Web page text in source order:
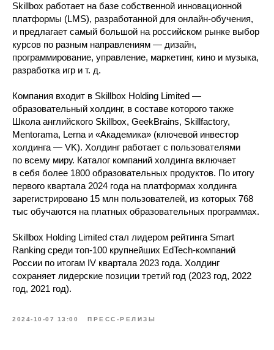
Skillbox работает на базе собственной инновационной
платформы (LMS), разработанной для онлайн-обучения,
и предлагает самый большой на российском рынке выбор
курсов по разным направлениям — дизайн,
программирование, управление, маркетинг, кино и музыка,
разработка игр и т. д.
Компания входит в Skillbox Holding Limited —
образовательный холдинг, в составе которого также
Школа английского Skillbox, GeekBrains, Skillfactory,
Mentorama, Lerna и «Академика» (ключевой инвестор
холдинга — VK). Холдинг работает с пользователями
по всему миру. Каталог компаний холдинга включает
в себя более 1800 образовательных продуктов. По итогу
первого квартала 2024 года на платформах холдинга
зарегистрировано 15 млн пользователей, из которых 768
тыс обучаются на платных образовательных программах.
Skillbox Holding Limited стал лидером рейтинга Smart
Ranking среди топ-100 крупнейших EdTech-компаний
России по итогам IV квартала 2023 года. Холдинг
сохраняет лидерские позиции третий год (2023 год, 2022
год, 2021 год).
2024-10-07 13:00 ПРЕСС-РЕЛИЗЫ